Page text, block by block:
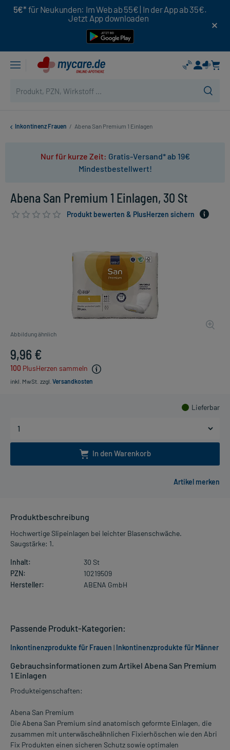
5€* für Neukunden: Im Web ab 55€ | In der App ab 35€.
Jetzt App downloaden
Inkontinenz Frauen / Abena San Premium 1 Einlagen
Nur für kurze Zeit: Gratis-Versand* ab 19€
Mindestbestellwert!
Abena San Premium 1 Einlagen, 30 St
Produkt bewerten & PlusHerzen sichern
Abbildung ähnlich
9,96 €
100 PlusHerzen sammeln
inkl. MwSt. zzgl. Versandkosten
Lieferbar
In den Warenkorb
Produktbeschreibung
Hochwertige Slipeinlagen bei leichter Blasenschwäche.
Saugstärke: 1.
Inhalt:
30 St
PZN:
10219509
Hersteller:
ABENA GmbH
Gebrauchsinformationen zum Artikel Abena San Premium
1 Einlagen
Produkteigenschaften:
Abena San Premium
Die Abena San Premium sind anatomisch geformte Einlagen, die
zusammen mit unterwäscheähnlichen Fixierhöschen wie den Abri
Fix Produkten einen sicheren Schutz sowie optimalen
Passende Produkt-Kategorien:
Inkontinenzprodukte für Frauen | Inkontinenzprodukte für Männer